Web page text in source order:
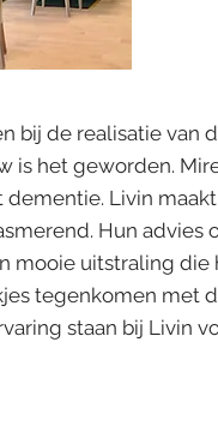
bij de realisatie van
is het geworden.
Livin
Hun
mooie uitstraling
tegenkomen met
staan bij Livin